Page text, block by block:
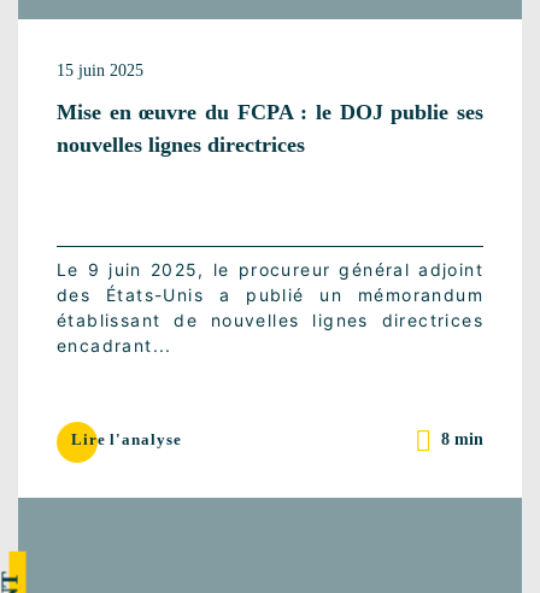
15 juin 2025
Mise en œuvre du FCPA : le DOJ publie ses
nouvelles lignes directrices
Le 9 juin 2025, le procureur général adjoint
des États-Unis a publié un mémorandum
établissant de nouvelles lignes directrices
encadrant...
Lire l'analyse 8 min